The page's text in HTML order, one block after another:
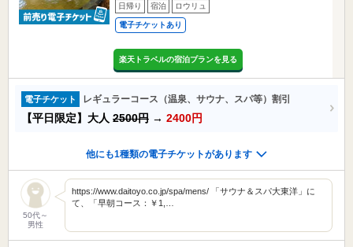
日帰り 宿泊 ロウリュ
電子チケットあり
楽天トラベルの宿泊プランを見る
電子チケット レギュラーコース（温泉、サウナ、スパ等）割引
【平日限定】大人 2500円 → 2400円
他にも1種類の電子チケットがあります
50代～
男性
https://www.daitoyo.co.jp/spa/mens/ 「サウナ＆スパ大東洋」に
て、「早朝コース：￥1,…